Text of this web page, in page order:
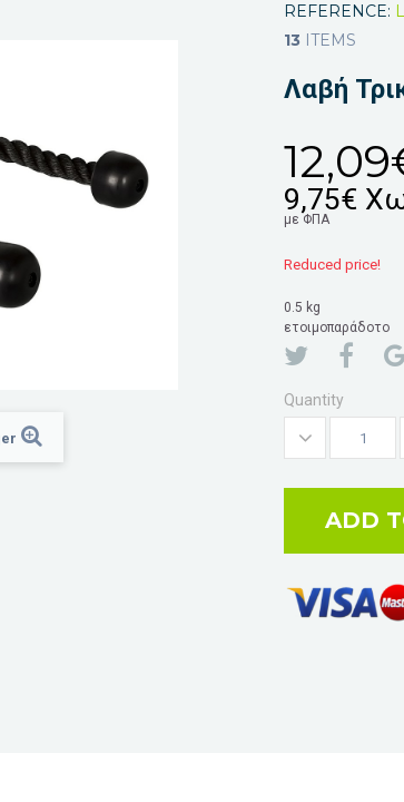
REFERENCE:
13 ITEMS
Λαβή
9,75€
με ΦΠΑ
Reduced price!
0.5 kg
ετοιμοπαράδοτο
Quantity
ADD